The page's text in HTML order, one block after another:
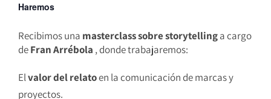
Haremos
Recibimos una masterclass sobre storytellinga cargo
deFran Arrébola , donde trabajaremos:
Elvalor del relatoen la comunicación de marcas y
proyectos.